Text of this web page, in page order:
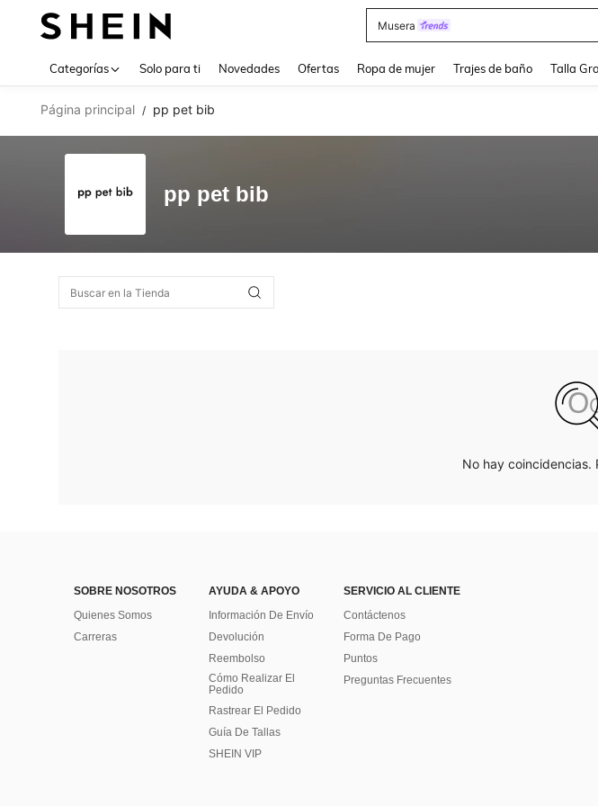
Musera
Categorías Solo para ti Novedades Ofertas Ropa de mujer Trajes de baño Talla
Página principal / pp pet bib
pp pet bib
No hay coincidencias.
SOBRE NOSOTROS
Quienes Somos
Carreras
AYUDA & APOYO
Información De Envío
Devolución
Reembolso
Cómo Realizar El
Pedido
Rastrear El Pedido
Guía De Tallas
SHEIN VIP
SERVICIO AL CLIENTE
Contáctenos
Forma De Pago
Puntos
Preguntas Frecuentes